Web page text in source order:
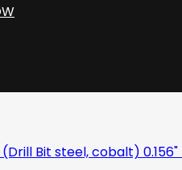
Bit steel, cobalt) 0.156"